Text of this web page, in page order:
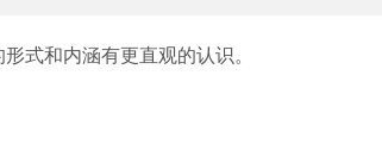
式和内涵有更直观的认识。